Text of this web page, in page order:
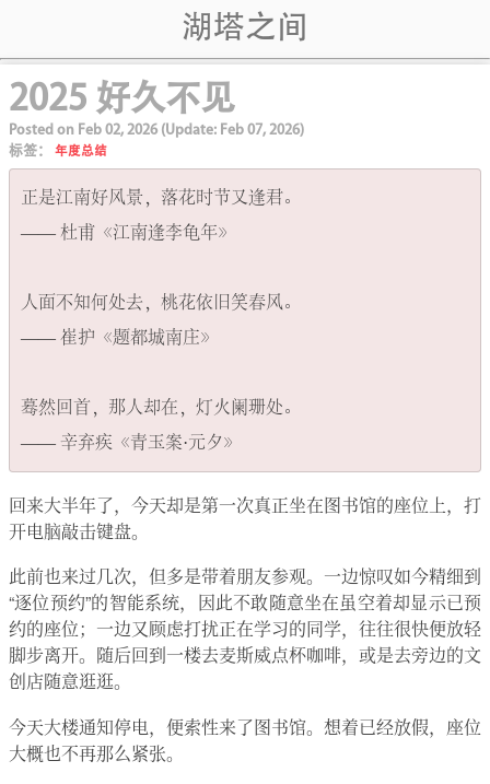
湖塔之间
2025 好久不见
Posted on Feb 02, 2026 (Update: Feb 07, 2026)
标签：
年度总结
正是江南好风景，落花时节又逢君。
—— 杜甫《江南逢李龟年》
人面不知何处去，桃花依旧笑春风。
—— 崔护《题都城南庄》
蓦然回首，那人却在，灯火阑珊处。
回来大半年了，今天却是第一次真正坐在图书馆的座位上，打
开电脑敲击键盘。
此前也来过几次，但多是带着朋友参观。一边惊叹如今精细到
“逐位预约”的智能系统，因此不敢随意坐在虽空着却显示已预
约的座位；一边又顾虑打扰正在学习的同学，往往很快便放轻
脚步离开。随后回到一楼去麦斯威点杯咖啡，或是去旁边的文
创店随意逛逛。
今天大楼通知停电，便索性来了图书馆。想着已经放假，座位
大概也不再那么紧张。